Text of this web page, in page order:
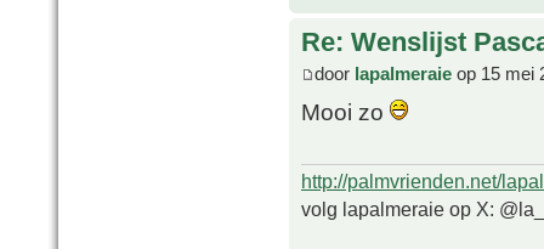
Re: Wenslijst
door lapalmeraie op 15 mei
Mooi zo
http://palmvrienden.net/
volg lapalmeraie op X: